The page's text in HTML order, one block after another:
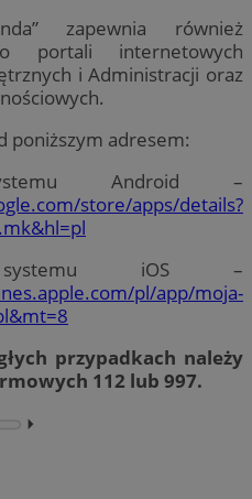
zapewnia również
portali internetowych
i Administracji oraz
poniższym adresem:
Android –
store/apps/details?
iOS –
pl/app/moja-
przypadkach należy
112 lub 997.
⏵︎